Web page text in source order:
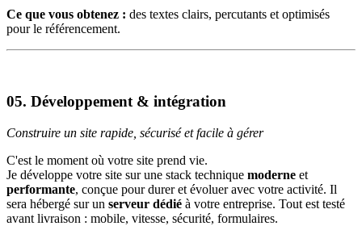
Ce que vous obtenez : des textes clairs, percutants et optimisés
pour le référencement.
05. Développement & intégration
Construire un site rapide, sécurisé et facile à gérer
C'est le moment où votre site prend vie.
Je développe votre site sur une stack technique moderne et
performante, conçue pour durer et évoluer avec votre activité. Il
sera hébergé sur un serveur dédié à votre entreprise. Tout est testé
avant livraison : mobile, vitesse, sécurité, formulaires.